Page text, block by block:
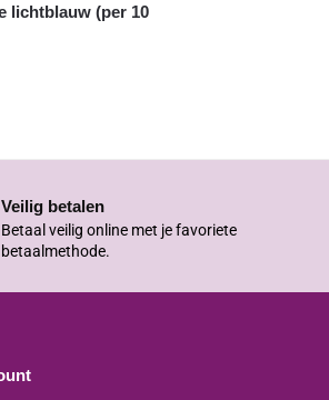
lichtblauw (per 10
Veilig betalen
Betaal veilig online met je favoriete
betaalmethode.